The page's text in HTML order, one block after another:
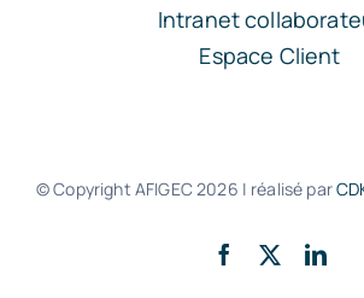
Intranet
Espace Client
© Copyright AFIGEC2026 | réalisé par